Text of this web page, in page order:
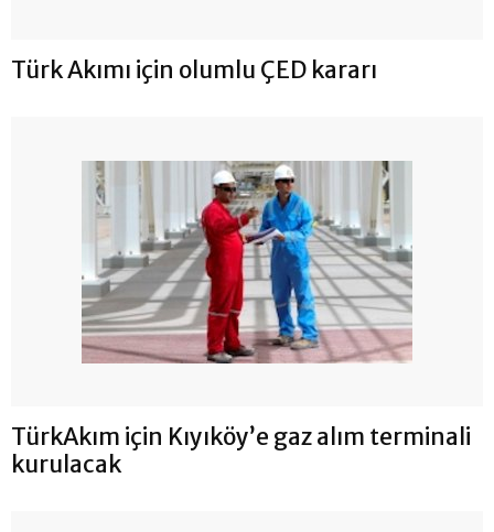
Türk Akımı için olumlu ÇED kararı
TürkAkım için Kıyıköy’e gaz alım terminali
kurulacak